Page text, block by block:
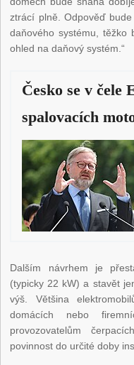
ztrácí plně. Odpověď
daňového systému, těžko
ohled na daňový systém.“
Česko se v čele
spalovacích
Dalším návrhem je
(typicky 22 kW) a stavět
výš. Většina
domácích nebo
provozovatelům
povinnost do určité doby